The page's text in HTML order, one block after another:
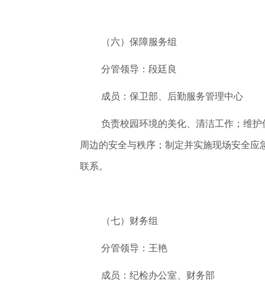
（六）保障服务组
分管领导：段廷良
成员：保卫部、后勤服务管理中心
负责校园环境的美化、清洁工作；维
周边的安全与秩序；制定并实施现场安全
联系。
（七）财务组
分管领导：王艳
成员：纪检办公室、财务部